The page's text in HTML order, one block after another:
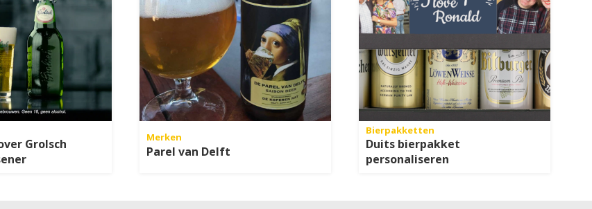
Grolsch
Merken
Parel van Delft
Bierpakketten
Duits bierpakket
personaliseren